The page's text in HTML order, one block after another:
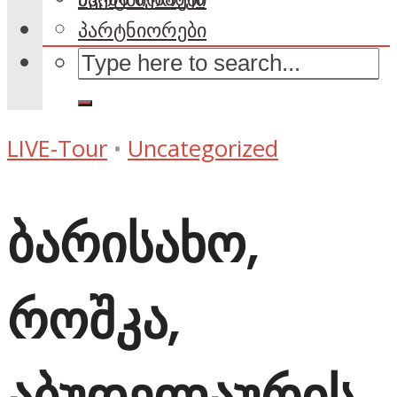
პარტნიორები
LIVE-Tour • Uncategorized
ბარისახო,
როშკა,